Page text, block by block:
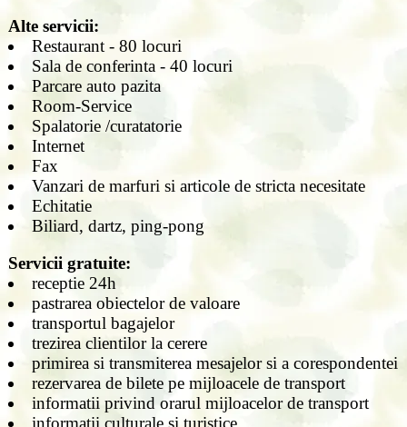
Alte servicii:
Restaurant - 80 locuri
Sala de conferinta - 40 locuri
Parcare auto pazita
Room-Service
Spalatorie /curatatorie
Internet
Fax
Vanzari de marfuri si articole de stricta necesitate
Echitatie
Biliard, dartz, ping-pong
Servicii gratuite:
receptie 24h
pastrarea obiectelor de valoare
transportul bagajelor
trezirea clientilor la cerere
primirea si transmiterea mesajelor si a corespondentei
rezervarea de bilete pe mijloacele de transport
informatii privind orarul mijloacelor de transport
informatii culturale si turistice